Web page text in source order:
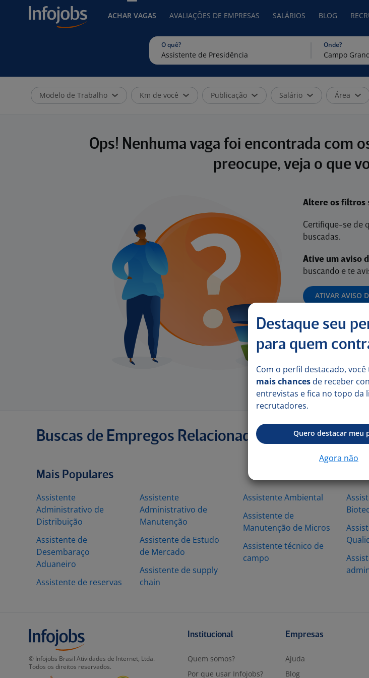
ACHAR VAGAS AVALIAÇÕES DE EMPRESAS SALÁRIOS BLOG
O quê? Onde?
Modelo de Trabalho Km de você Publicação Salário Área
Ops! Nenhuma vaga foi encontrada com
preocupe, veja o que
Altere os filtros
Certifique-se de
buscadas.
Ative um aviso
buscando e te
ATIVAR AVISO
Buscas de Empregos Relacionadas
Mais Populares
Assistente
Administrativo de
Distribuição
Assistente de
Desembaraço
Aduaneiro
Assistente de reservas
Assistente
Administrativo de
Manutenção
Assistente de Estudo
de Mercado
Assistente de supply
chain
Assistente Ambiental
Assistente de
Manutenção de Micros
Assistente técnico de
campo
Destaque seu
para quem
Com o perfil destacado,
mais chances de receber
entrevistas e fica no topo da
recrutadores.
Quero destacar meu
Agora não
© Infojobs Brasil Atividades de Internet, Ltda.
Todos os direitos reservados.
Institucional
Quem somos?
Por que usar Infojobs?
Empresas
Ajuda
Blog